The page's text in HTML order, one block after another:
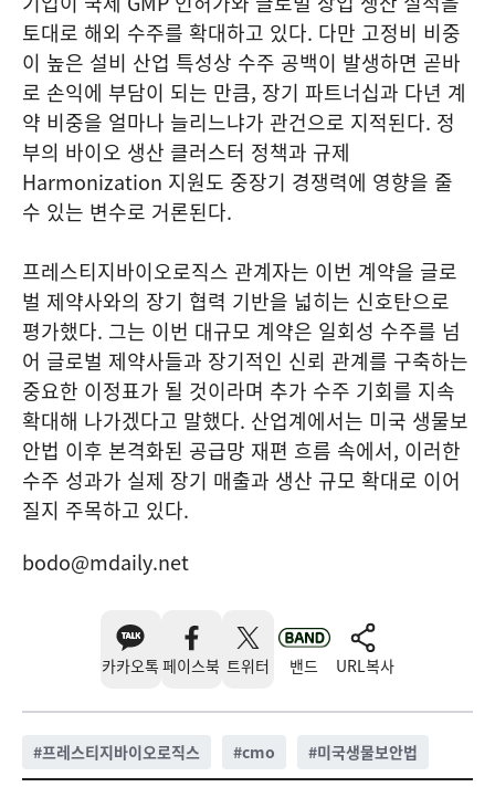
토대로 해외 수주를 확대하고 있다. 다만 고정비 비중
이 높은 설비 산업 특성상 수주 공백이 발생하면 곧바
로 손익에 부담이 되는 만큼, 장기 파트너십과 다년 계
약 비중을 얼마나 늘리느냐가 관건으로 지적된다. 정
부의 바이오 생산 클러스터 정책과 규제
Harmonization 지원도 중장기 경쟁력에 영향을 줄
수 있는 변수로 거론된다.
프레스티지바이오로직스 관계자는 이번 계약을 글로
벌 제약사와의 장기 협력 기반을 넓히는 신호탄으로
평가했다. 그는 이번 대규모 계약은 일회성 수주를 넘
어 글로벌 제약사들과 장기적인 신뢰 관계를 구축하는
중요한 이정표가 될 것이라며 추가 수주 기회를 지속
확대해 나가겠다고 말했다. 산업계에서는 미국 생물보
안법 이후 본격화된 공급망 재편 흐름 속에서, 이러한
수주 성과가 실제 장기 매출과 생산 규모 확대로 이어
질지 주목하고 있다.
bodo@mdaily.net
카카오톡 페이스북 트위터 밴드 URL복사
#프레스티지바이오로직스 #cmo #미국생물보안법